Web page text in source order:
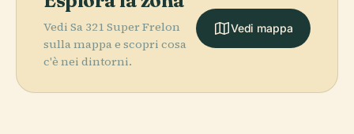
Vedi Sa 321 Super Frelon
sulla mappa e scopri cosa
c'è nei dintorni.
Vedi mappa